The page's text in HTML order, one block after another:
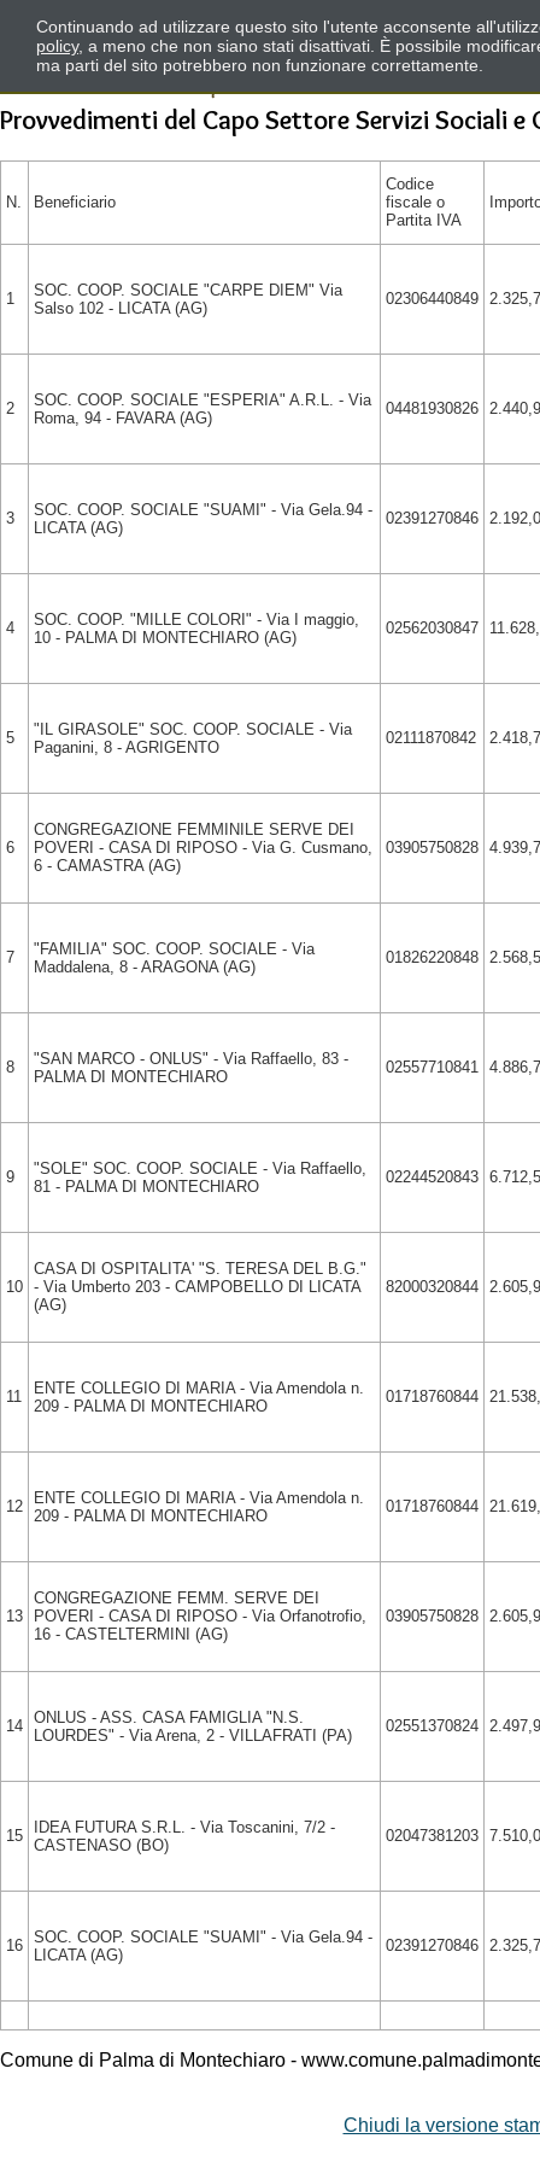
Provvedimenti del Capo Settore Servizi Sociali e
N. Beneficiario
Codice
fiscale o
Partita IVA
1
SOC. COOP. SOCIALE "CARPE DIEM" Via
Salso 102 - LICATA (AG)
02306440849
2
SOC. COOP. SOCIALE "ESPERIA" A.R.L. - Via
Roma, 94 - FAVARA (AG)
04481930826
3
SOC. COOP. SOCIALE "SUAMI" - Via Gela.94 -
LICATA (AG)
02391270846
4
SOC. COOP. "MILLE COLORI" - Via I maggio,
10 - PALMA DI MONTECHIARO (AG)
02562030847
5
"IL GIRASOLE" SOC. COOP. SOCIALE - Via
Paganini, 8 - AGRIGENTO
02111870842
6
CONGREGAZIONE FEMMINILE SERVE DEI
POVERI - CASA DI RIPOSO - Via G. Cusmano,
6 - CAMASTRA (AG)
03905750828
7
"FAMILIA" SOC. COOP. SOCIALE - Via
Maddalena, 8 - ARAGONA (AG)
01826220848
8
"SAN MARCO - ONLUS" - Via Raffaello, 83 -
PALMA DI MONTECHIARO
02557710841
9
"SOLE" SOC. COOP. SOCIALE - Via Raffaello,
81 - PALMA DI MONTECHIARO
02244520843
10
CASA DI OSPITALITA' "S. TERESA DEL B.G."
- Via Umberto 203 - CAMPOBELLO DI LICATA
(AG)
82000320844
11
ENTE COLLEGIO DI MARIA - Via Amendola n.
209 - PALMA DI MONTECHIARO
01718760844
12
ENTE COLLEGIO DI MARIA - Via Amendola n.
209 - PALMA DI MONTECHIARO
01718760844
13
CONGREGAZIONE FEMM. SERVE DEI
POVERI - CASA DI RIPOSO - Via Orfanotrofio,
16 - CASTELTERMINI (AG)
03905750828
14 ONLUS - ASS. CASA FAMIGLIA "N.S.
LOURDES" - Via Arena, 2 - VILLAFRATI (PA)
02551370824
15
IDEA FUTURA S.R.L. - Via Toscanini, 7/2 -
CASTENASO (BO)
02047381203
16 SOC. COOP. SOCIALE "SUAMI" - Via Gela.94 -
LICATA (AG)
02391270846
Comune di Palma di Montechiaro -
Chiudi la versione
Continuando ad utilizzare questo sito l'utente acconsente
policy, a meno che non siano stati disattivati. È possibile
ma parti del sito potrebbero non funzionare correttamente.